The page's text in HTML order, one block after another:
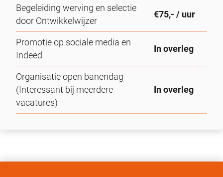
Begeleiding werving en selectie
door Ontwikkelwijzer
€75,- / uur
Promotie op sociale media en
Indeed
In overleg
Organisatie open banendag
(Interessant bij meerdere
vacatures)
In overleg